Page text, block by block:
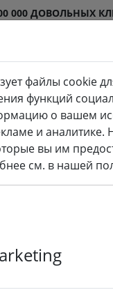
000 ДОВОЛЬНЫХ
свечи
файлы cookie
функций
о вашем
и
вы им
см. в нашей